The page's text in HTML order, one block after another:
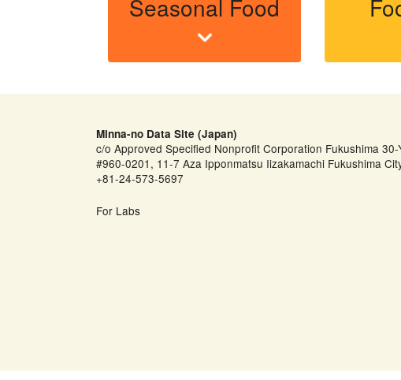
Seasonal Food
Minna-no Data Site (Japan)
c/o Approved Specified Nonprofit Corporation Fukushima
#960-0201, 11-7 Aza Ipponmatsu Iizakamachi Fukushima
+81-24-573-5697
For Labs